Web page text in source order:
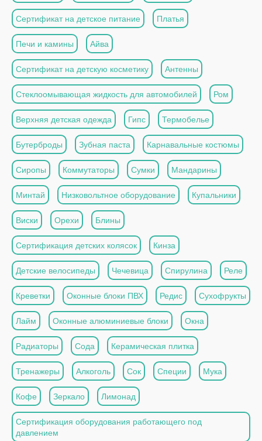
Сертификат на детское питание Платья
Печи и камины Айва
Сертификат на детскую косметику Антенны
Стеклоомывающая жидкость для автомобилей Ром
Верхняя детская одежда Гипс Термобелье
Бутерброды Зубная паста Карнавальные костюмы
Сиропы Коммутаторы Сумки Мандарины
Минтай Низковольтное оборудование Купальники
Виски Орехи Блины
Сертификация детских колясок Кинза
Детские велосипеды Чечевица Спирулина Реле
Креветки Оконные блоки ПВХ Редис Сухофрукты
Лайм Оконные алюминиевые блоки Окна
Радиаторы Сода Керамическая плитка
Тренажеры Алкоголь Сок Специи Мука
Кофе Зеркало Лимонад
Сертификация оборудования работающего под
давлением